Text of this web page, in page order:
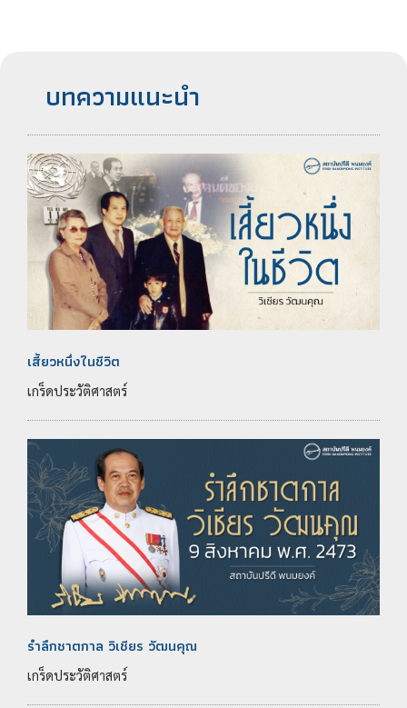
บทความแนะนำ
เสี้ยวหนึ่งในชีวิต
เกร็ดประวัติศาสตร์
รำลึกชาตกาล วิเชียร วัฒนคุณ
เกร็ดประวัติศาสตร์